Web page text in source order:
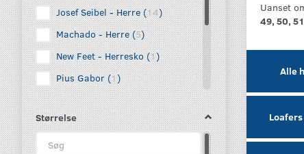
Josef Seibel - Herre(14)
Machado - Herre(5)
New Feet - Herresko(1)
Pius Gabor(1)
Propét - Men(32)
Reef / Flip Flops(2)
Shepherd of Sweden
Størrelse
Uanset
49, 50,
Alle